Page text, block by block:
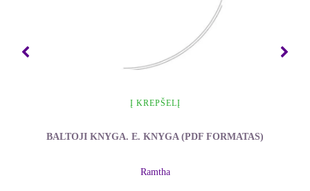
Ši knyga yra įspūdingi memuarai apie dvasinį
gyvenimą sudėtingame ir painiame šiandienos
pasaulyje. „Vienuolio memuarai“ nušvies jūsų
kelią, kad ir kur atsidūrėte savo gyvenimo
Į KREPŠELĮ
BALTOJI KNYGA. E. KNYGA (PDF FORMATAS)
Ramtha